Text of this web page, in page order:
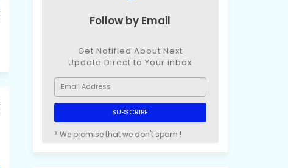
Follow by Email
Get Notified About Next
Update Direct to Your inbox
* We promise that we don't spam !